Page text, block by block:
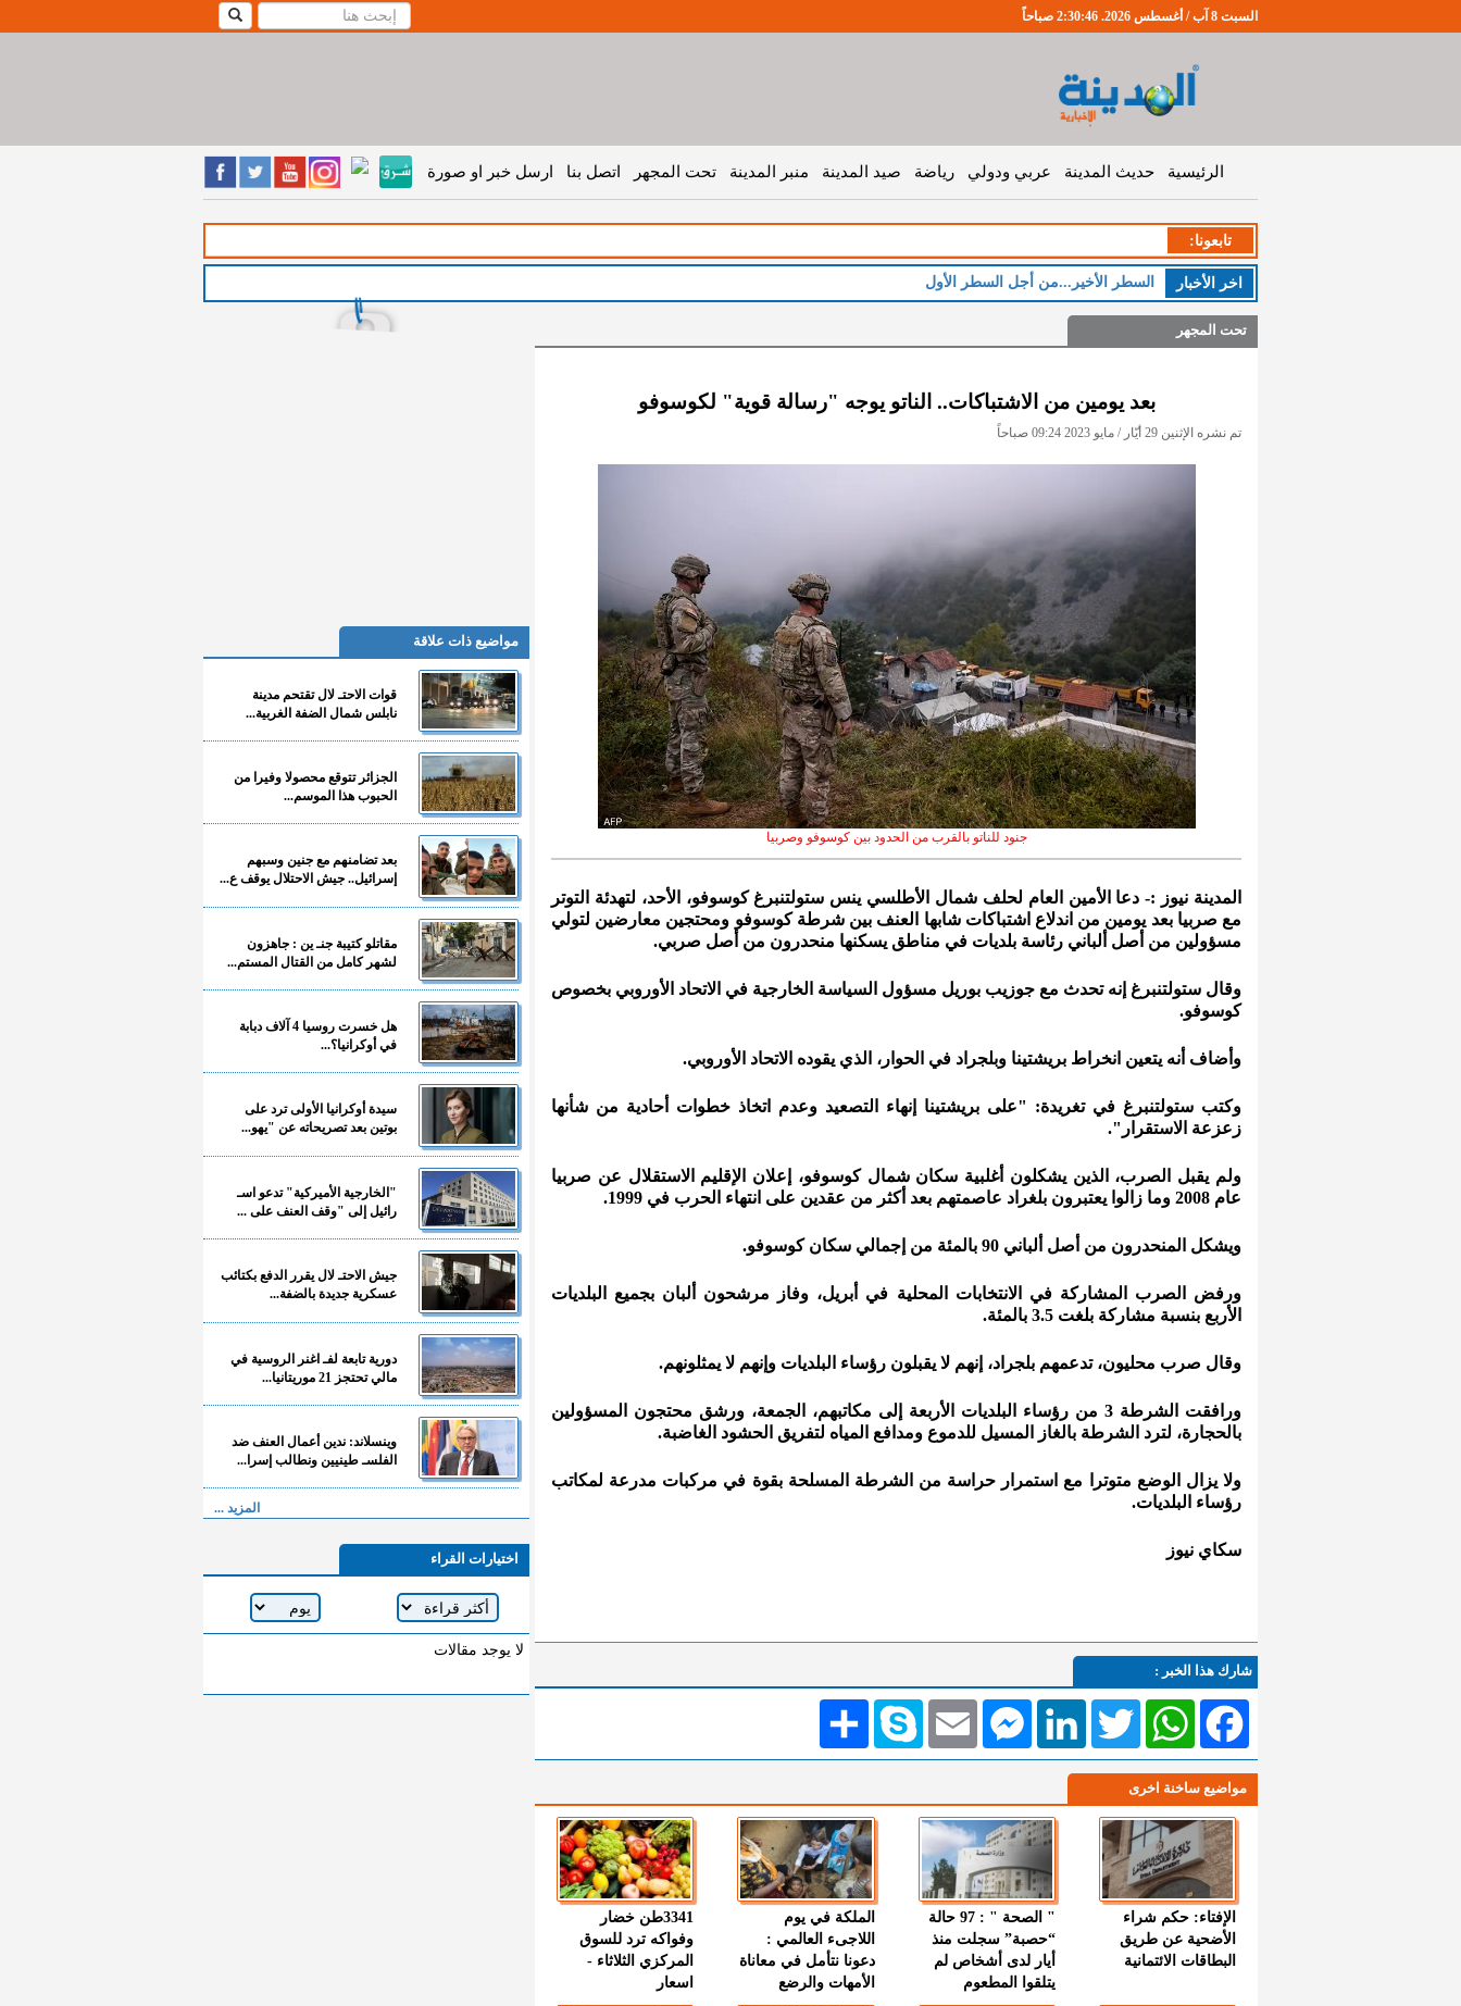
السبت 8 آب / أغسطس 2026. 2:30:47 صباحاً
الرئيسية حديث المدينة عربي ودولي رياضة صيد المدينة منبر المدينة تحت المجهر اتصل بنا ارسل خبر او صورة
تابعونا:
اخر اﻷخبار السطر الأخير...من أجل السطر الأول
تحت المجهر
بعد يومين من الاشتباكات.. الناتو يوجه "رسالة قوية" لكوسوفو
تم نشره الإثنين 29 أيّار / مايو 2023 09:24 صباحاً
جنود للناتو بالقرب من الحدود بين كوسوفو وصربيا
المدينة نيوز :- دعا الأمين العام لحلف شمال الأطلسي ينس ستولتنبرغ كوسوفو، الأحد، لتهدئة التوتر
مع صربيا بعد يومين من اندلاع اشتباكات شابها العنف بين شرطة كوسوفو ومحتجين معارضين لتولي
مسؤولين من أصل ألباني رئاسة بلديات في مناطق يسكنها منحدرون من أصل صربي.
وقال ستولتنبرغ إنه تحدث مع جوزيب بوريل مسؤول السياسة الخارجية في الاتحاد الأوروبي بخصوص
كوسوفو.
وأضاف أنه يتعين انخراط بريشتينا وبلجراد في الحوار، الذي يقوده الاتحاد الأوروبي.
وكتب ستولتنبرغ في تغريدة: "على بريشتينا إنهاء التصعيد وعدم اتخاذ خطوات أحادية من شأنها
زعزعة الاستقرار".
ولم يقبل الصرب، الذين يشكلون أغلبية سكان شمال كوسوفو، إعلان الإقليم الاستقلال عن صربيا
عام 2008 وما زالوا يعتبرون بلغراد عاصمتهم بعد أكثر من عقدين على انتهاء الحرب في 1999.
ويشكل المنحدرون من أصل ألباني 90 بالمئة من إجمالي سكان كوسوفو.
ورفض الصرب المشاركة في الانتخابات المحلية في أبريل، وفاز مرشحون ألبان بجميع البلديات
الأربع بنسبة مشاركة بلغت 3.5 بالمئة.
وقال صرب محليون، تدعمهم بلجراد، إنهم لا يقبلون رؤساء البلديات وإنهم لا يمثلونهم.
ورافقت الشرطة 3 من رؤساء البلديات الأربعة إلى مكاتبهم، الجمعة، ورشق محتجون المسؤولين
بالحجارة، لترد الشرطة بالغاز المسيل للدموع ومدافع المياه لتفريق الحشود الغاضبة.
ولا يزال الوضع متوترا مع استمرار حراسة من الشرطة المسلحة بقوة في مركبات مدرعة لمكاتب
رؤساء البلديات.
سكاي نيوز
شارك هذا الخبر :
انشر Skype EmailMessengerLinkedIn TwitterWhatsAppFacebook
مواضيع ساخنة اخرى
الإفتاء: حكم شراء
الأضحية عن طريق
البطاقات الائتمانية
" الصحة " : 97 حالة
“حصبة” سجلت منذ
أيار لدى أشخاص لم
يتلقوا المطعوم
الملكة في يوم
اللاجىء العالمي :
دعونا نتأمل في معاناة
الأمهات والرضع
3341طن خضار
وفواكه ترد للسوق
المركزي الثلاثاء -
اسعار
مواضيع ذات علاقة
قوات الاحتـ لال تقتحم مدينة
نابلس شمال الضفة الغربية...
الجزائر تتوقع محصولا وفيرا من
الحبوب هذا الموسم...
بعد تضامنهم مع جنين وسبهم
إسرائيل.. جيش الاحتلال يوقف ع...
مقاتلو كتيبة جنـ ين : جاهزون
لشهر كامل من القتال المستم...
هل خسرت روسيا 4 آلاف دبابة
في أوكرانيا؟...
سيدة أوكرانيا الأولى ترد على
بوتين بعد تصريحاته عن "يهو...
"الخارجية الأميركية" تدعو اسـ
رائيل إلى "وقف العنف على ...
جيش الاحتـ لال يقرر الدفع بكتائب
عسكرية جديدة بالضفة...
دورية تابعة لفـ اغنر الروسية في
مالي تحتجز 21 موريتانيا...
وينسلاند: ندين أعمال العنف ضد
الفلسـ طينيين ونطالب إسرا...
المزيد ...
اختيارات القراء
لا يوجد مقالات